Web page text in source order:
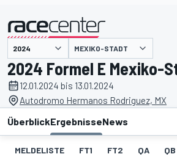
MEXIKO-STADT
2024 Formel E Mexiko-
12.01.2024 bis 13.01.2024
Autodromo Hermanos Rodriguez, MX
ÜberblickErgebnisseNews
MELDELISTE FT1 FT2 QA QB